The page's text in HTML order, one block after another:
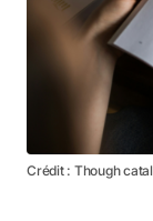
Crédit : Though